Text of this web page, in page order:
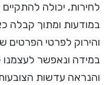
לחירות, יכולה
במודעות ומתוך קבלה
והירוק לפרטי הפרטים
במידה ונאפשר
והנראה עדשות